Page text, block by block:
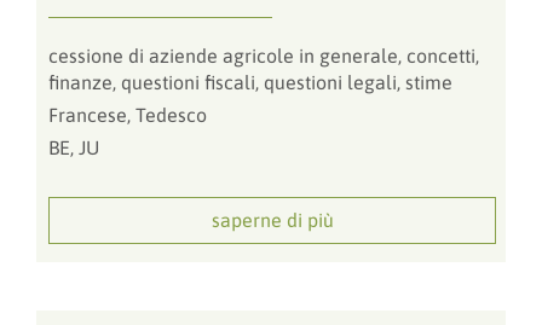
cessione di aziende agricole in generale, concetti,
finanze, questioni fiscali, questioni legali, stime
Francese, Tedesco
BE, JU
saperne di più